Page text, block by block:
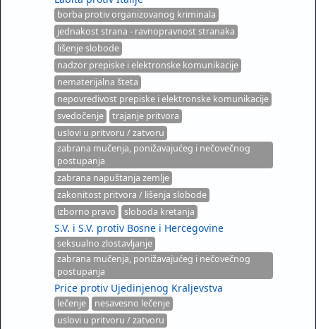
borba protiv organizovanog kriminala
jednakost strana - ravnopravnost stranaka
lišenje slobode
nadzor prepiske i elektronske komunikacije
nematerijalna šteta
nepovredivost prepiske i elektronske komunikacije
svedočenje
trajanje pritvora
uslovi u pritvoru / zatvoru
zabrana mučenja, ponižavajućeg i nečovečnog
postupanja
zabrana napuštanja zemlje
zakonitost pritvora / lišenja slobode
izborno pravo
sloboda kretanja
S.V. i S.V. protiv Bosne i Hercegovine
seksualno zlostavljanje
zabrana mučenja, ponižavajućeg i nečovečnog
postupanja
Price protiv Ujedinjenog Kraljevstva
lečenje
nesavesno lečenje
uslovi u pritvoru / zatvoru